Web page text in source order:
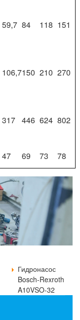
59,7 84 118 151
106,7150 210 270
317 446 624 802
47 69 73 78
Гидронасос
Bosch-Rexroth
A10VSO-32